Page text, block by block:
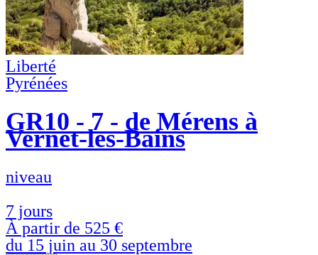
Liberté
Pyrénées
GR10 - 7 - de Mérens à
Vernet-les-Bains
niveau
7 jours
À partir de 525 €
du 15 juin au 30 septembre